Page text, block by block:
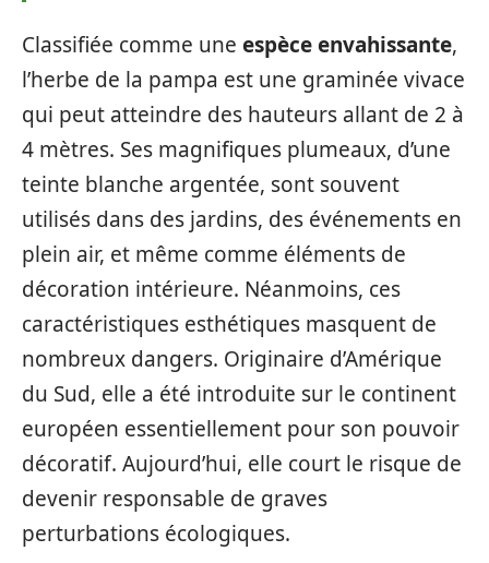
Classifiée comme une espèce envahissante,
l’herbe de la pampa est une graminée vivace
qui peut atteindre des hauteurs allant de 2 à
4 mètres. Ses magnifiques plumeaux, d’une
teinte blanche argentée, sont souvent
utilisés dans des jardins, des événements en
plein air, et même comme éléments de
décoration intérieure. Néanmoins, ces
caractéristiques esthétiques masquent de
nombreux dangers. Originaire d’Amérique
du Sud, elle a été introduite sur le continent
européen essentiellement pour son pouvoir
décoratif. Aujourd’hui, elle court le risque de
devenir responsable de graves
perturbations écologiques.